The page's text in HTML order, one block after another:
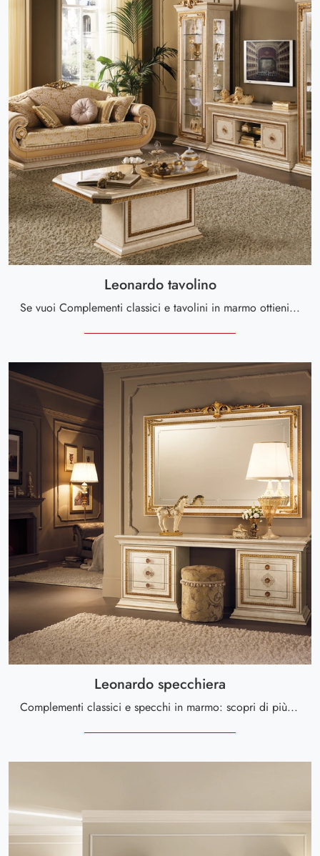
Leonardo tavolino
Se vuoi Complementi classici e tavolini in marmo ottieni informazioni sul modello Leonardo tavolino del brand Arredoclassic.
Leonardo specchiera
Complementi classici e specchi in marmo: scopri di più sul modello Leonardo specchiera di Arredoclassic e potrai completare i tuoi interni.